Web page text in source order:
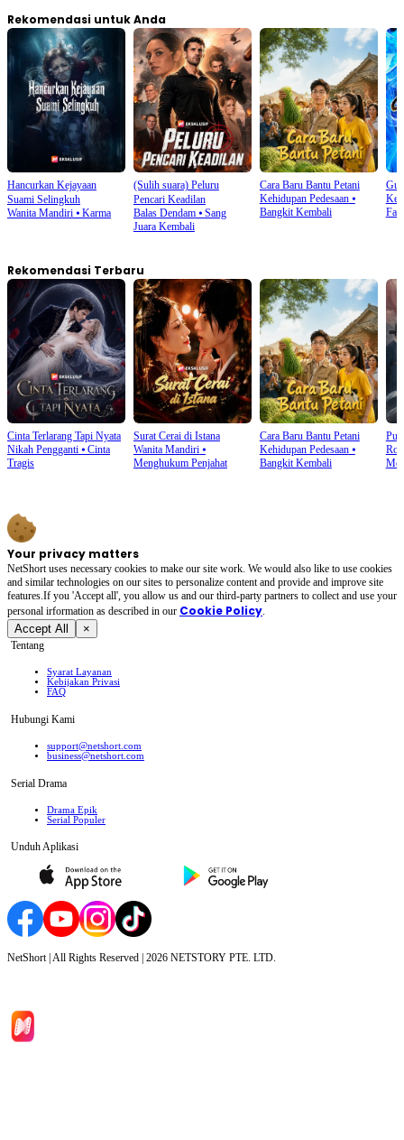
Rekomendasi untuk Anda
Hancurkan Kejayaan
Suami Selingkuh
Wanita Mandiri ⦁ Karma
(Sulih suara) Peluru
Pencari Keadilan
Balas Dendam⦁ Sang
Juara Kembali
Cara Baru Bantu Petani
Kehidupan Pedesaan⦁
Bangkit Kembali
Rekomendasi Terbaru
Cinta Terlarang Tapi Nyata
Nikah Pengganti ⦁ Cinta
Tragis
Surat Cerai di Istana
Wanita Mandiri⦁
Menghukum Penjahat
Cara Baru Bantu Petani
Kehidupan Pedesaan⦁
Bangkit Kembali
Your privacy matters
NetShort uses necessary cookies to make our site work. We would also like to use cookies
and similar technologies on our sites to personalize content and provide and improve site
features.If you 'Accept all', you allow us and our third-party partners to collect and use your
personal irformation as described in our Cookie Policy.
Accept All ×
Tentang
Syarat Layanan
Kebijakan Privasi
FAQ
Hubungi Kami
support@netshort.com
business@netshort.com
Serial Drama
Drama Epik
Serial Populer
Unduh Aplikasi
NetShort | All Rights Reserved | 2026 NETSTORY PTE. LTD.